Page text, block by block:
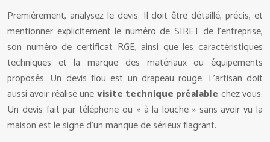
Premièrement, analysez le devis. Il doit être détaillé, précis, et
mentionner explicitement le numéro de SIRET de l’entreprise,
son numéro de certificat RGE, ainsi que les caractéristiques
techniques et la marque des matériaux ou équipements
proposés. Un devis flou est un drapeau rouge. L’artisan doit
aussi avoir réalisé unevisite technique préalable chez vous.
Un devis fait par téléphone ou « à la louche » sans avoir vu la
maison est le signe d’un manque de sérieux flagrant.